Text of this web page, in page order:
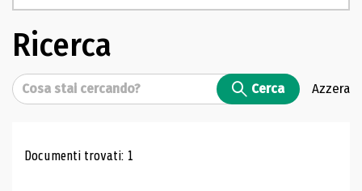
Ricerca
Cerca Cerca Azzera
Risultati di ricerca
Documenti trovati: 1